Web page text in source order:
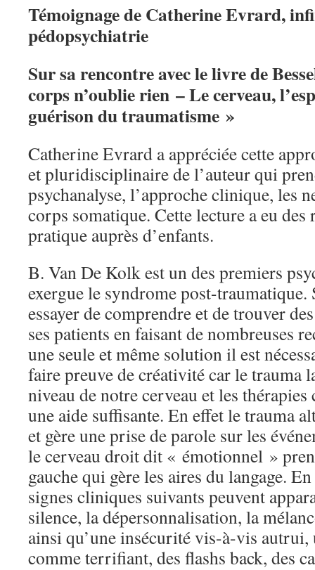
Témoignage de Catherine Evrard,
pédopsychiatrie
Sur sa rencontre avecle livre de
corps n’oublie rien – Le cerveau,
guérison du traumatisme »
Catherine Evrard a appréciée cette
et pluridisciplinaire de l’auteur qui
psychanalyse, l’approche clinique, les
corps somatique. Cette lecture a eu des
pratique auprès d’enfants.
B. Van De Kolk est un des premiers
exergue le syndrome post-traumatique.
essayer de comprendre et de trouver
ses patients en faisant de nombreuses
une seule et même solution il est
faire preuve de créativité car le trauma
niveau de notre cerveau et les thérapies
une aide suffisante. En effet le trauma
et gère une prise de parole sur les
le cerveau droit dit « émotionnel »
gauche qui gère les aires du langage.
signes cliniques suivants peuvent
silence, la dépersonnalisation, la
ainsi qu’une insécurité vis-à-vis autrui,
comme terrifiant, des flashs back, des